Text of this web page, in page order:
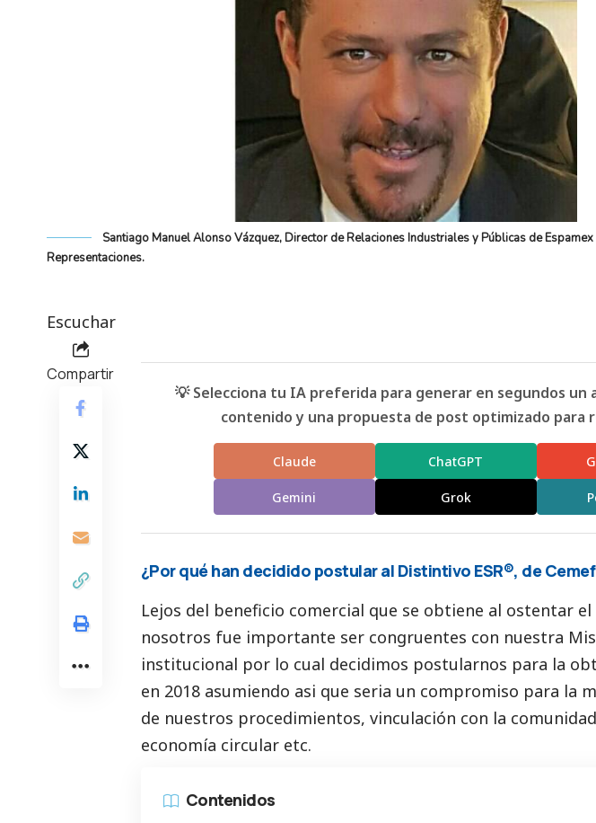
Santiago Manuel Alonso Vázquez, Director de Relaciones Industriales y Públicas de
Representaciones.
Escuchar
Compartir
💡 Selecciona tu IA preferida para generar en segundos un
contenido y una propuesta de post optimizado para
Claude ChatGPT
Gemini Grok
¿Por qué han decidido postular al Distintivo ESR®, de
Lejos del beneficio comercial que se obtiene al ostentar
nosotros fue importante ser congruentes con nuestra
institucional por lo cual decidimos postularnos para la
en 2018 asumiendo asi que seria un compromiso para la
de nuestros procedimientos, vinculación con la
economía circular etc.
Contenidos